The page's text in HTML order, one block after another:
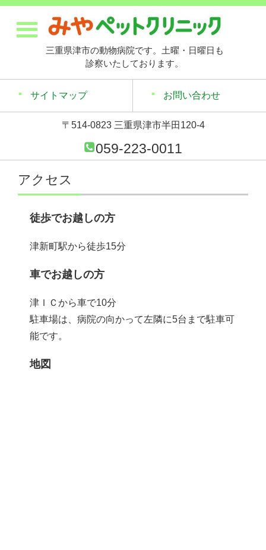
三重県津市の動物病院です。土曜・日曜日も
診察いたしております。
サイトマップ お問い合わせ
〒514-0823 三重県津市半田120-4
059-223-0011
アクセス
徒歩でお越しの方
津新町駅から徒歩15分
車でお越しの方
津ＩＣから車で10分
駐車場は、病院の向かって左隣に5台まで駐車可
能です。
地図